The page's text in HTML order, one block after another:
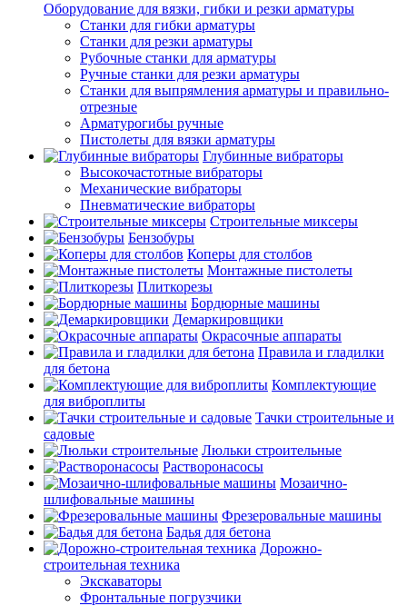
Оборудование для вязки, гибки и резки арматуры
Станки для гибки арматуры
Станки для резки арматуры
Рубочные станки для арматуры
Ручные станки для резки арматуры
Станки для выпрямления арматуры и правильно-
отрезные
Арматурогибы ручные
Пистолеты для вязки арматуры
Глубинные вибраторы
Высокочастотные вибраторы
Механические вибраторы
Пневматические вибраторы
Строительные миксеры
Бензобуры
Коперы для столбов
Монтажные пистолеты
Плиткорезы
Бордюрные машины
Демаркировщики
Окрасочные аппараты
Правила и гладилки
для бетона
Комплектующие
для виброплиты
Тачки строительные и
садовые
Люльки строительные
Растворонасосы
Мозаично-
шлифовальные машины
Фрезеровальные машины
Бадья для бетона
Дорожно-
строительная техника
Экскаваторы
Фронтальные погрузчики